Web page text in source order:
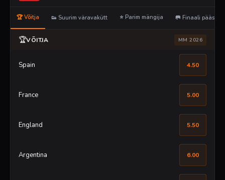
🏆 Võitja 👟 Suurim väravakütt ⭐ Parim mängija 🥅 Finaali pääs
🏆VÕITJA MM 2026
Spain 4.50
France 5.00
England 5.50
Argentina 6.00